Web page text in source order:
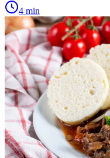
4 min